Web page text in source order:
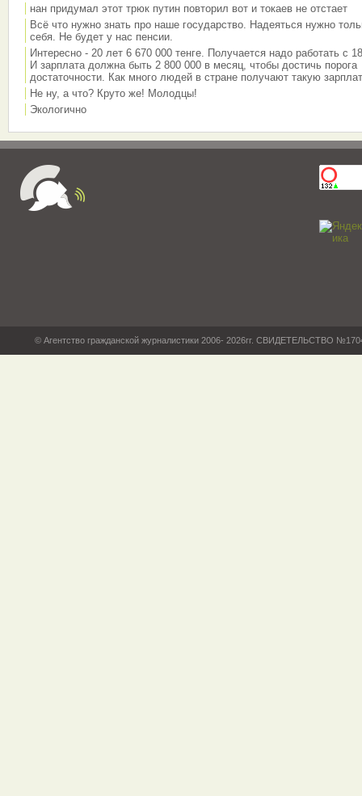
нан придумал этот трюк путин повторил вот и токаев не отстает
Всё что нужно знать про наше государство. Надеяться нужно
себя. Не будет у нас пенсии.
Интересно - 20 лет 6 670 000 тенге. Получается надо работать с
И зарплата должна быть 2 800 000 в месяц, чтобы достичь порога
достаточности. Как много людей в стране получают такую
Не ну, а что? Круто же! Молодцы!
Экологично
© Агентство гражданской журналистики 2006- 2026гг. СВИДЕТЕЛЬСТВО